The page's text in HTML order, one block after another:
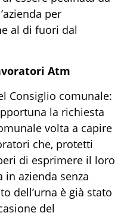
per
al di fuori dal
Atm
Consiglio comunale:
la richiesta
volta a capire
che, protetti
di esprimere il loro
azienda senza
dell’urna è già stato
del